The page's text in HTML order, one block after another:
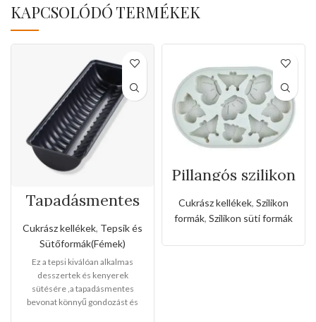
KAPCSOLÓDÓ TERMÉKEK
Tapadásmentes
forma(Kis méret)
Cukrász kellékek, Tepsik és
Sütőformák(Fémek)
Ez a tepsi kiválóan alkalmas
desszertek és kenyerek
sütésére ,a tapadásmentes
bevonat könnyű gondozást és
Pillangós szilikon
forma
Cukrász kellékek, Szilikon
formák, Szilikon süti formák